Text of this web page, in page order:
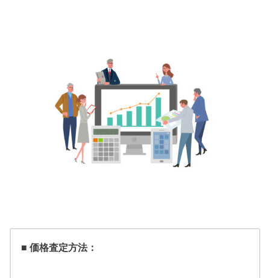
■ 価格査定方法：